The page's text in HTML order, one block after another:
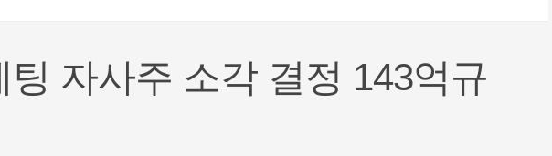
팅 자사주 소각 결정 143억규